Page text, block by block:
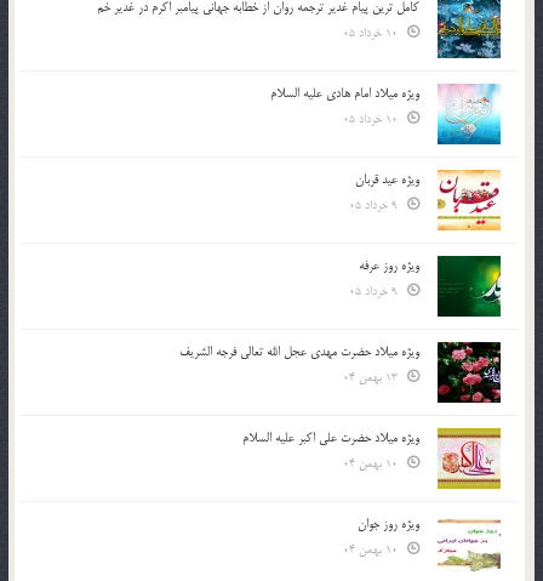
کامل ترین پیام غدیر ترجمه روان از خطابه جهانی پیامبر اکرم در غدیر خم
ویژه میلاد امام هادی علیه السلام
ویژه عید قربان
ویژه روز عرفه
ویژه میلاد حضرت مهدی عجل الله تعالی فرجه الشريف
ویژه میلاد حضرت علی اکبر علیه السلام
ویژه روز جوان